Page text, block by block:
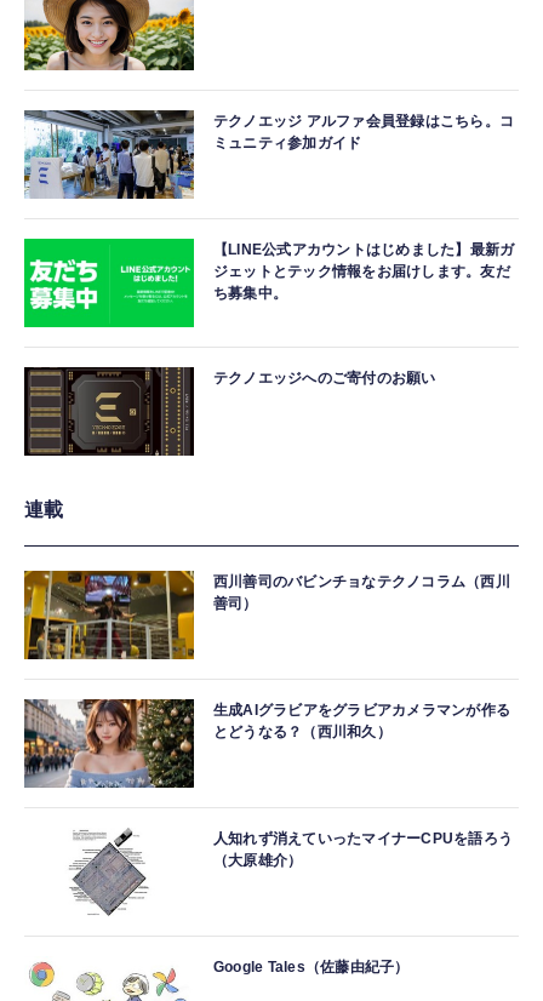
テクノエッジ アルファ会員登録はこちら。コ
ミュニティ参加ガイド
【LINE公式アカウントはじめました】最新ガ
ジェットとテック情報をお届けします。友だ
ち募集中。
テクノエッジへのご寄付のお願い
連載
西川善司のバビンチョなテクノコラム（西川
善司）
生成AIグラビアをグラビアカメラマンが作る
とどうなる？（西川和久）
人知れず消えていったマイナーCPUを語ろう
（大原雄介）
Google Tales（佐藤由紀子）